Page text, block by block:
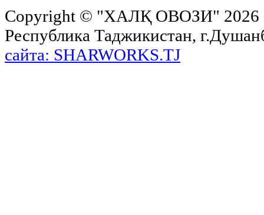
Copyright © "ХАЛҚ ОВОЗИ"
Республика Таджикистан,
сайта: SHARWORKS.TJ